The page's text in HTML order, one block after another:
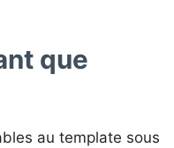
que
au template sous